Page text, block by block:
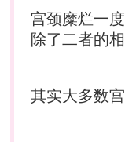
宫颈糜烂一
除了二者的
其实大多数